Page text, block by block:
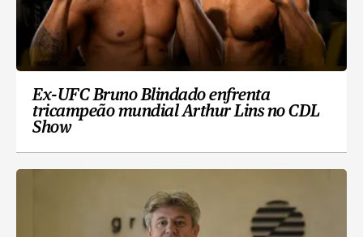
Ex-UFC Bruno Blindado enfrenta
tricampeão mundial Arthur Lins no CDL
Show